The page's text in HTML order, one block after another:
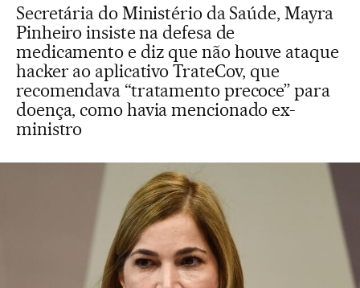
Secretária do Ministério da Saúde, Mayra
Pinheiro insiste na defesa de
medicamento e diz que não houve ataque
hacker ao aplicativo TrateCov, que
recomendava “tratamento precoce” para
doença, como havia mencionado ex-
ministro